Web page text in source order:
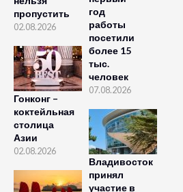
пропустить
02.08.2026
Гонконг –
коктейльная
столица
Азии
02.08.2026
год
работы
посетили
более 15
тыс.
человек
07.08.2026
Владивосток
принял
участие в